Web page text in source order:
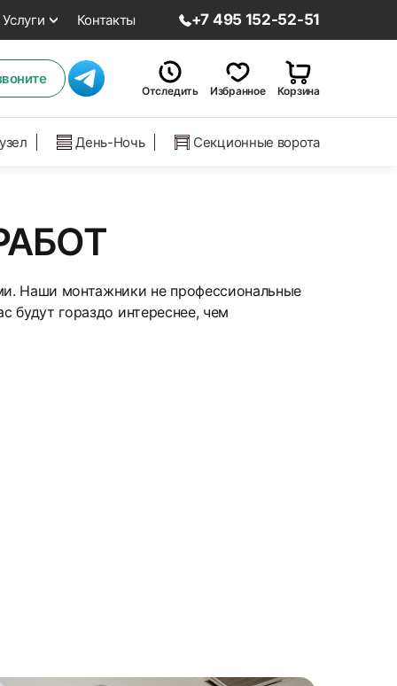
Услуги Контакты +7 495 152-52-51
Отследить Избранное Корзина
День-Ночь Секционные ворота
Наши монтажники не профессиональные
будут гораздо интереснее, чем